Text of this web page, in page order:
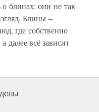
о блинах: они не так
Блины –
где собственно
далее всё зависит